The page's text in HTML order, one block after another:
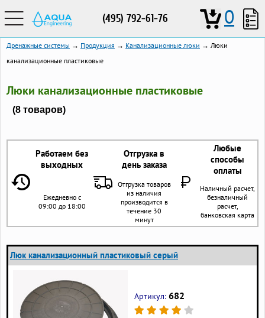
(495) 792-61-76 0
Дренажные системы → Продукция → Канализационные люки → Люки
канализационные пластиковые
Люки канализационные пластиковые
(8 товаров)
Работаем без
выходных
Отгрузка в
день заказа
Любые
способы
оплаты
Ежедневно с
09:00 до 18:00
Отгрузка товаров
из наличия
производится в
течение 30
минут
Наличный расчет,
безналичный
расчет,
банковская карта
Люк канализационный пластиковый серый
Артикул: 682